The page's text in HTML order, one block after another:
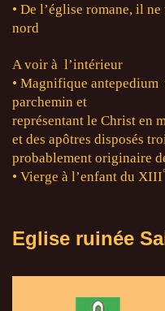
• De l’église romane, il
nord
A voir à l’intérieur
• Magnifique
parchemin et
représentant le Christ en
et des apôtres disposés
probablement originaire
• Vierge à l’enfant du XIII
Eglise ruinée